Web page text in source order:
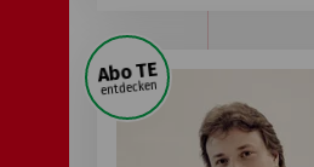
Abo TE
entdecken